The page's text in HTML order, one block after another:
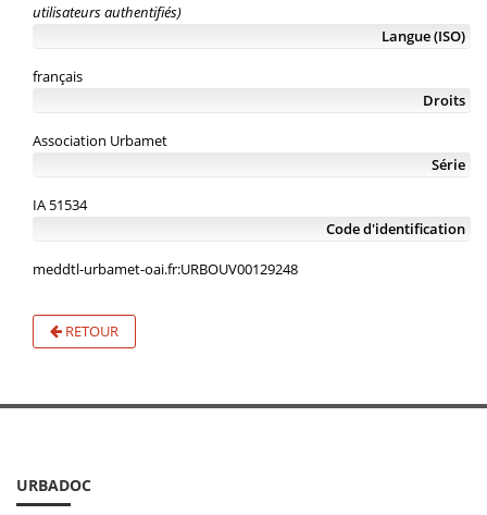
utilisateurs authentifiés)
Langue (ISO)
français
Droits
Association Urbamet
Série
IA 51534
Code d'identification
meddtl-urbamet-oai.fr:URBOUV00129248
RETOUR
URBADOC